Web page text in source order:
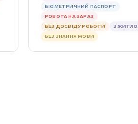
БІОМЕТРИЧНИЙ ПАСПОРТ
РОБОТА НА ЗАРАЗ
БЕЗ ДОСВІДУ РОБОТИ
З
БЕЗ ЗНАННЯ МОВИ